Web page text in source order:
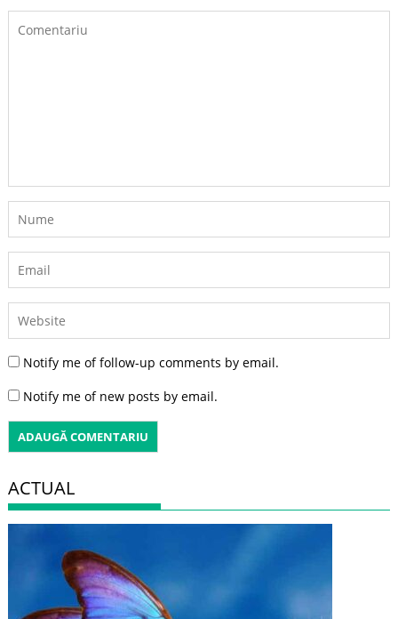
Notify me of follow-up comments by email.
Notify me of new posts by email.
ACTUAL